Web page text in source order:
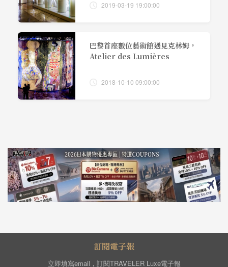
2019-03-19 19:00:00
巴黎首座數位藝術館遇見克林姆，
Atelier des Lumières
2018-10-10 09:00:00
訂閱電子報
立即填寫email，訂閱TRAVELER Luxe電子報